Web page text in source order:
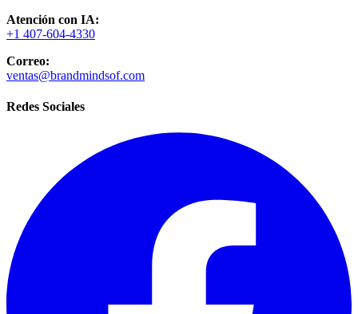
Atención con IA:
+1 407-604-4330
Correo:
ventas@brandmindsof.com
Redes Sociales